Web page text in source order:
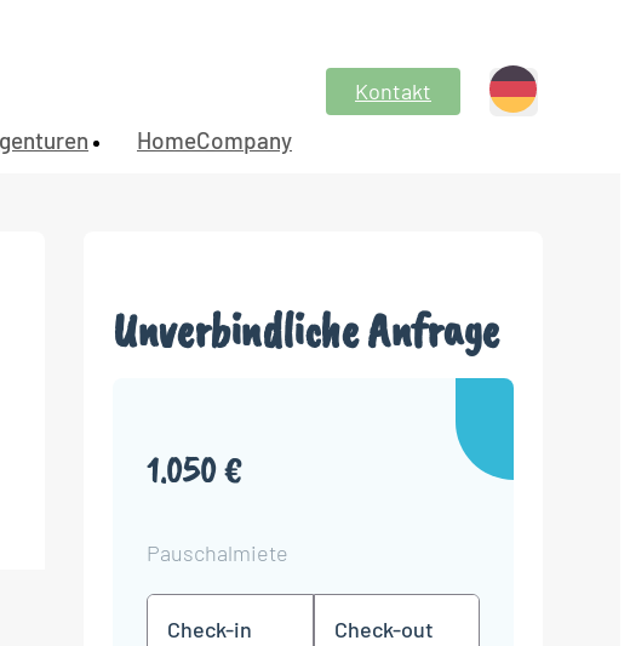
HomeCompany
Kontakt
Unverbindliche Anfrage
1.050 €
Pauschalmiete
TT
TT